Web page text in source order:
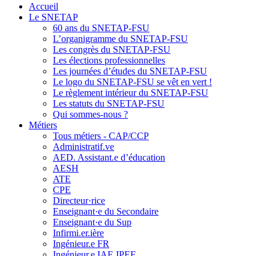
Accueil
Le SNETAP
60 ans du SNETAP-FSU
L’organigramme du SNETAP-FSU
Les congrès du SNETAP-FSU
Les élections professionnelles
Les journées d’études du SNETAP-FSU
Le logo du SNETAP-FSU se vêt en vert !
Le règlement intérieur du SNETAP-FSU
Les statuts du SNETAP-FSU
Qui sommes-nous ?
Métiers
Tous métiers - CAP/CCP
Administratif.ve
AED. Assistant.e d’éducation
AESH
ATE
CPE
Directeur·rice
Enseignant·e du Secondaire
Enseignant·e du Sup
Infirmi.er.ière
Ingénieur.e FR